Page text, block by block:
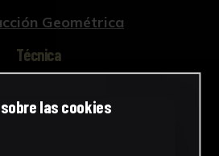
Geométrica
Técnica
Ver máslas cookies